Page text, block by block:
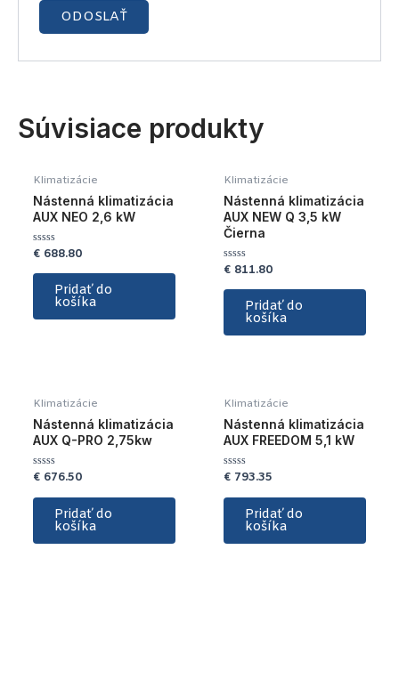
Súvisiace produkty
Klimatizácie
Nástenná klimatizácia
AUX NEO 2,6 kW
Hodnotenie
z
€688.80
Pridať do
košíka
Klimatizácie
Nástenná klimatizácia
AUX NEW Q 3,5 kW
Čierna
Hodnotenie
z
€811.80
Pridať do
košíka
Klimatizácie
Nástenná klimatizácia
AUX Q-PRO 2,75kw
Hodnotenie
z
€676.50
Pridať do
košíka
Klimatizácie
Nástenná klimatizácia
AUX FREEDOM 5,1 kW
Hodnotenie
z
€793.35
Pridať do
košíka